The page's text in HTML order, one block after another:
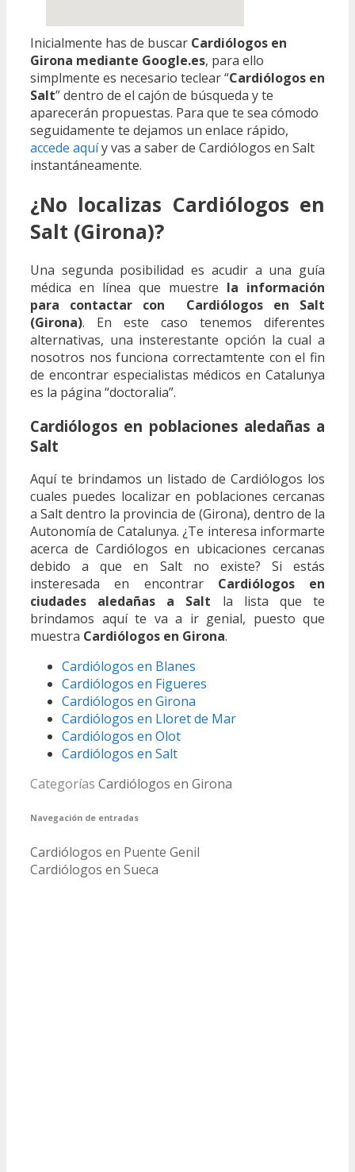
Inicialmente has de buscar Cardiólogos en
Girona mediante Google.es, para ello
simplmente es necesario teclear “Cardiólogos en
Salt” dentro de el cajón de búsqueda y te
aparecerán propuestas. Para que te sea cómodo
seguidamente te dejamos un enlace rápido,
accede aquíy vas a saber de Cardiólogos en Salt
instantáneamente.
¿No localizas Cardiólogos en
Salt (Girona)?
Una segunda posibilidad es acudir a una guía
médica en línea que muestre la información
para contactar con Cardiólogos en Salt
(Girona). En este caso tenemos diferentes
alternativas, una insterestante opción la cual a
nosotros nos funciona correctamtente con el fin
de encontrar especialistas médicos en Catalunya
es la página “doctoralia”.
Cardiólogos en poblaciones aledañas a
Salt
Aquí te brindamos un listado de Cardiólogos los
cuales puedes localizar en poblaciones cercanas
a Salt dentro la provincia de (Girona), dentro de la
Autonomía de Catalunya. ¿Te interesa informarte
acerca de Cardiólogos en ubicaciones cercanas
debido a que en Salt no existe? Si estás
insteresada en encontrar Cardiólogos en
ciudades aledañas a Salt la lista que te
brindamos aquí te va a ir genial, puesto que
muestra Cardiólogos en Girona.
Cardiólogos en Blanes
Cardiólogos en Figueres
Cardiólogos en Girona
Cardiólogos en Lloret de Mar
Cardiólogos en Olot
Cardiólogos en Salt
Categorías Cardiólogos en Girona
Navegación de entradas
Cardiólogos en Puente Genil
Cardiólogos en Sueca